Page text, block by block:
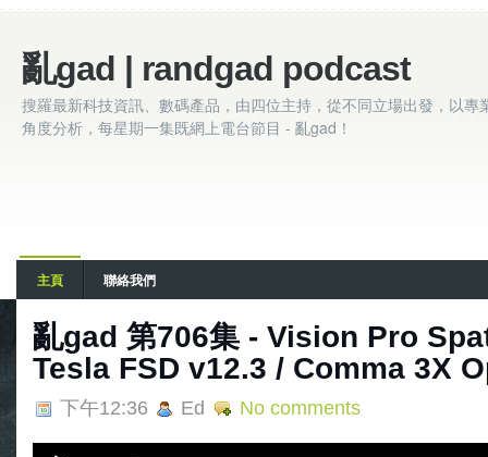
亂gad | randgad podcast
搜羅最新科技資訊、數碼產品，由四位主持，從不同立場出發，以專
角度分析，每星期一集既網上電台節目 - 亂gad！
主頁 聯絡我們
亂‌‌‌gad‌‌‌ ‌‌‌‌‌第706集 - Vision Pro
Tesla FSD v12.3 / Comma 3X
下午12:36 Ed No comments